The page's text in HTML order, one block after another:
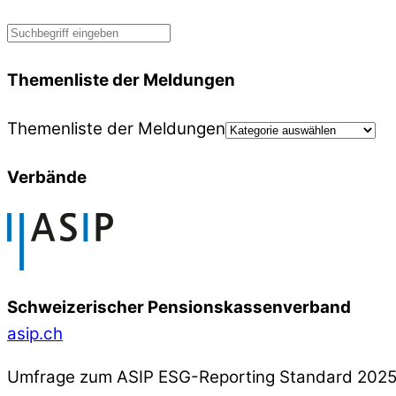
Themenliste der Meldungen
Themenliste der Meldungen
Verbände
Schweizerischer Pensionskassenverband
asip.ch
Umfrage zum ASIP ESG-Reporting Standard